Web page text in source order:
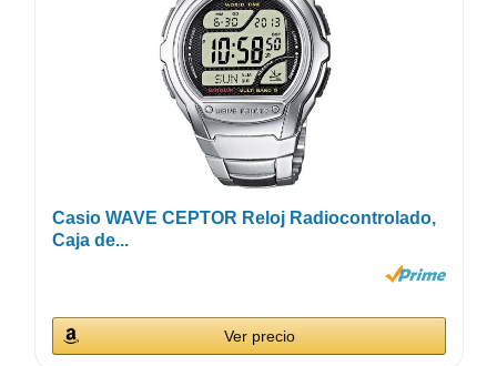
Casio WAVE CEPTOR Reloj Radiocontrolado,
Caja de...
Ver precio